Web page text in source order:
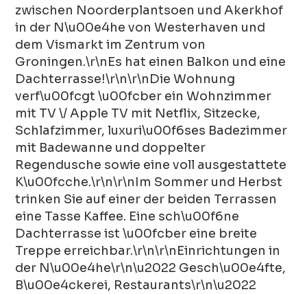
zwischen Noorderplantsoen und Akerkhof
in der N\u00e4he von Westerhaven und
dem Vismarkt im Zentrum von
Groningen.\r\nEs hat einen Balkon und eine
Dachterrasse!\r\n\r\nDie Wohnung
verf\u00fcgt \u00fcber ein Wohnzimmer
mit TV \/ Apple TV mit Netflix, Sitzecke,
Schlafzimmer, luxuri\u00f6ses Badezimmer
mit Badewanne und doppelter
Regendusche sowie eine voll ausgestattete
K\u00fcche.\r\n\r\nIm Sommer und Herbst
trinken Sie auf einer der beiden Terrassen
eine Tasse Kaffee. Eine sch\u00f6ne
Dachterrasse ist \u00fcber eine breite
Treppe erreichbar.\r\n\r\nEinrichtungen in
der N\u00e4he\r\n\u2022 Gesch\u00e4fte,
B\u00e4ckerei, Restaurants\r\n\u2022